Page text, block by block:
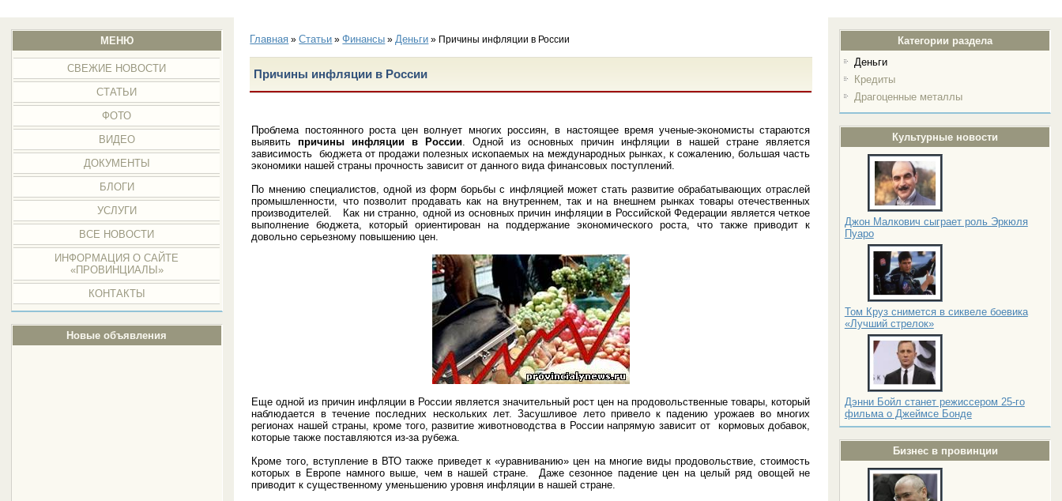
МЕНЮ
СВЕЖИЕ НОВОСТИ
СТАТЬИ
ФОТО
ВИДЕО
ДОКУМЕНТЫ
БЛОГИ
УСЛУГИ
ВСЕ НОВОСТИ
ИНФОРМАЦИЯ О САЙТЕ
«ПРОВИНЦИАЛЫ»
КОНТАКТЫ
Новые объявления
Категории раздела
Деньги
Кредиты
Драгоценные металлы
Культурные новости
Джон Малкович сыграет роль Эркюля
Пуаро
Том Круз снимется в сиквеле боевика
«Лучший стрелок»
Дэнни Бойл станет режиссером 25-го
фильма о Джеймсе Бонде
Бизнес в провинции
Главная »Статьи »Финансы »Деньги » Причины инфляции в России
Причины инфляции в России
Проблема постоянного роста цен волнует многих россиян, в настоящее время ученые-экономисты стараются
выявитьпричины инфляции в России . Одной из основных причин инфляции в нашей стране является
зависимость бюджета от продажи полезных ископаемых на международных рынках, к сожалению, большая часть
экономики нашей страны прочность зависит от данного вида финансовых поступлений.
По мнению специалистов, одной из форм борьбы с инфляцией может стать развитие обрабатывающих отраслей
промышленности, что позволит продавать как на внутреннем, так и на внешнем рынках товары отечественных
производителей. Как ни странно, одной из основных причин инфляции в Российской Федерации является четкое
выполнение бюджета, который ориентирован на поддержание экономического роста, что также приводит к
довольно серьезному повышению цен.
Еще одной из причин инфляции в России является значительный рост цен на продовольственные товары, который
наблюдается в течение последних нескольких лет. Засушливое лето привело к падению урожаев во многих
регионах нашей страны, кроме того, развитие животноводства в России напрямую зависит от кормовых добавок,
которые также поставляются из-за рубежа.
Кроме того, вступление в ВТО также приведет к «уравниванию» цен на многие виды продовольствие, стоимость
которых в Европе намного выше, чем в нашей стране. Даже сезонное падение цен на целый ряд овощей не
приводит к существенному уменьшению уровня инфляции в нашей стране.